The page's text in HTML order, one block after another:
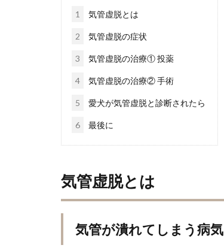
1 気管虚脱とは
2 気管虚脱の症状
3 気管虚脱の治療① 投薬
4 気管虚脱の治療② 手術
5 愛犬が気管虚脱と診断されたら
6 最後に
気管虚脱とは
気管が潰れてしまう病気